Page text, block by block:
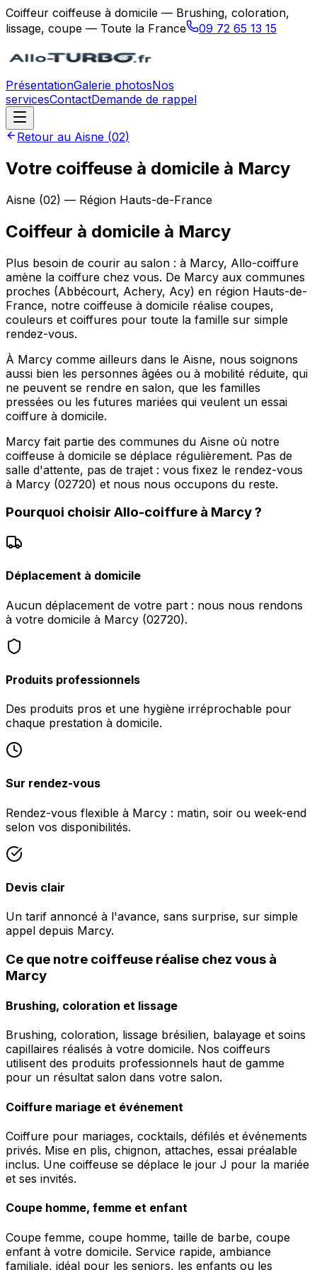
Coiffeur coiffeuse à domicile — Brushing, coloration,
lissage, coupe — Toute la France
09 72 65 13 15
PrésentationGalerie photosNos
servicesContactDemande de rappel
Retour au Aisne (02)
Votre coiffeuse à domicile à Marcy
Aisne (02) — Région Hauts-de-France
Coiffeur à domicile à Marcy
Plus besoin de courir au salon : à Marcy, Allo-coiffure
amène la coiffure chez vous. De Marcy aux communes
proches (Abbécourt, Achery, Acy) en région Hauts-de-
France, notre coiffeuse à domicile réalise coupes,
couleurs et coiffures pour toute la famille sur simple
rendez-vous.
À Marcy comme ailleurs dans le Aisne, nous soignons
aussi bien les personnes âgées ou à mobilité réduite, qui
ne peuvent se rendre en salon, que les familles
pressées ou les futures mariées qui veulent un essai
coiffure à domicile.
Marcy fait partie des communes du Aisne où notre
coiffeuse à domicile se déplace régulièrement. Pas de
salle d'attente, pas de trajet : vous fixez le rendez-vous
à Marcy (02720) et nous nous occupons du reste.
Pourquoi choisir Allo-coiffure à Marcy?
Déplacement à domicile
Aucun déplacement de votre part : nous nous rendons
à votre domicile à Marcy (02720).
Produits professionnels
Des produits pros et une hygiène irréprochable pour
chaque prestation à domicile.
Sur rendez-vous
Rendez-vous flexible à Marcy : matin, soir ou week-end
selon vos disponibilités.
Devis clair
Un tarif annoncé à l'avance, sans surprise, sur simple
appel depuis Marcy.
Ce que notre coiffeuse réalise chez vous à
Marcy
Brushing, coloration et lissage
Brushing, coloration, lissage brésilien, balayage et soins
capillaires réalisés à votre domicile. Nos coiffeurs
utilisent des produits professionnels haut de gamme
pour un résultat salon dans votre salon.
Coiffure mariage et événement
Coiffure pour mariages, cocktails, défilés et événements
privés. Mise en plis, chignon, attaches, essai préalable
inclus. Une coiffeuse se déplace le jour J pour la mariée
et ses invités.
Coupe homme, femme et enfant
Coupe femme, coupe homme, taille de barbe, coupe
enfant à votre domicile. Service rapide, ambiance
familiale, idéal pour les seniors, les enfants ou les